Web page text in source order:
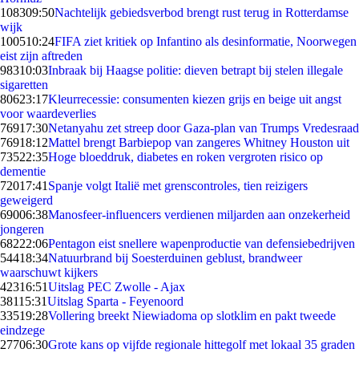
108309:50Nachtelijk gebiedsverbod brengt rust terug in Rotterdamse
wijk
100510:24FIFA ziet kritiek op Infantino als desinformatie, Noorwegen
eist zijn aftreden
98310:03Inbraak bij Haagse politie: dieven betrapt bij stelen illegale
sigaretten
80623:17Kleurrecessie: consumenten kiezen grijs en beige uit angst
voor waardeverlies
76917:30Netanyahu zet streep door Gaza-plan van Trumps Vredesraad
76918:12Mattel brengt Barbiepop van zangeres Whitney Houston uit
73522:35Hoge bloeddruk, diabetes en roken vergroten risico op
dementie
72017:41 Spanje volgt Italië met grenscontroles, tien reizigers
geweigerd
69006:38Manosfeer-influencers verdienen miljarden aan onzekerheid
jongeren
68222:06Pentagon eist snellere wapenproductie van defensiebedrijven
54418:34Natuurbrand bij Soesterduinen geblust, brandweer
waarschuwt kijkers
42316:51Uitslag PEC Zwolle - Ajax
38115:31Uitslag Sparta - Feyenoord
33519:28Vollering breekt Niewiadoma op slotklim en pakt tweede
eindzege
27706:30Grote kans op vijfde regionale hittegolf met lokaal 35 graden